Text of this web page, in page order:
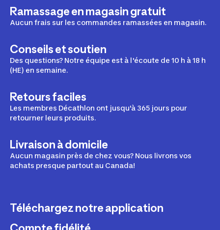
Ramassage en magasin gratuit
Aucun frais sur les commandes ramassées en magasin.
Conseils et soutien
Des questions? Notre équipe est à l'écoute de 10 h à 18 h
(HE) en semaine.
Retours faciles
Les membres Décathlon ont jusqu'à 365 jours pour
retourner leurs produits.
Livraison à domicile
Aucun magasin près de chez vous? Nous livrons vos
achats presque partout au Canada!
Téléchargez notre application